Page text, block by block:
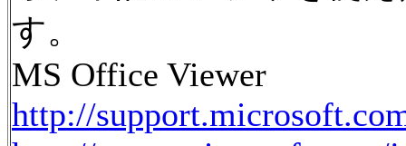
す。
MS Office Viewer
http://